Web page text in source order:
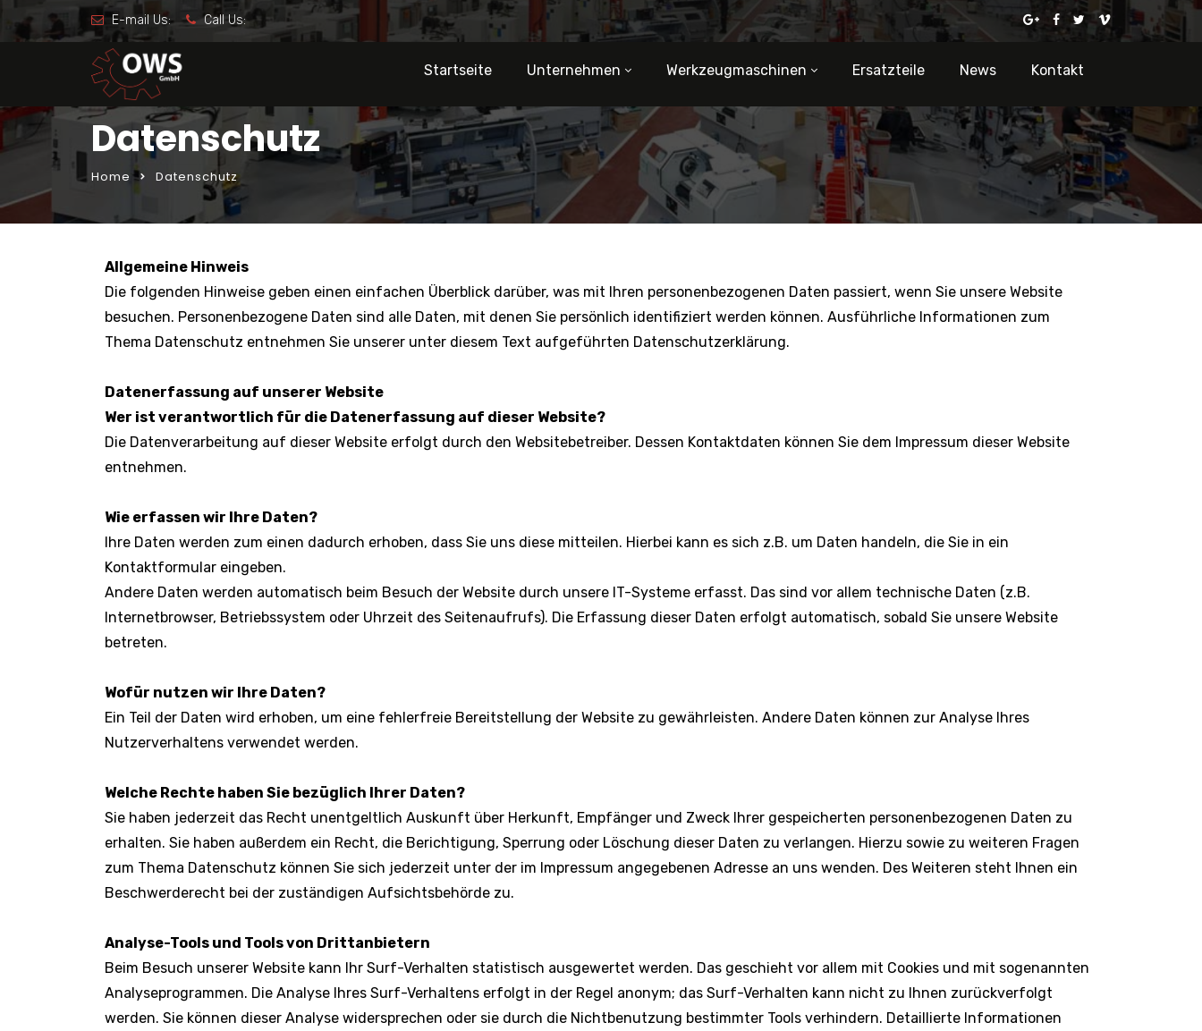
E-mail Us: Call Us:
Startseite Unternehmen Werkzeugmaschinen Ersatzteile News Kontakt
Datenschutz
Home Datenschutz
Allgemeine Hinweis
Die folgenden Hinweise geben einen einfachen Überblick darüber, was mit Ihren personenbezogenen Daten passiert, wenn Sie unsere Website
besuchen. Personenbezogene Daten sind alle Daten, mit denen Sie persönlich identifiziert werden können. Ausführliche Informationen zum
Thema Datenschutz entnehmen Sie unserer unter diesem Text aufgeführten Datenschutzerklärung.
Datenerfassung auf unserer Website
Wer ist verantwortlich für die Datenerfassung auf dieser Website?
Die Datenverarbeitung auf dieser Website erfolgt durch den Websitebetreiber. Dessen Kontaktdaten können Sie dem Impressum dieser Website
entnehmen.
Wie erfassen wir Ihre Daten?
Ihre Daten werden zum einen dadurch erhoben, dass Sie uns diese mitteilen. Hierbei kann es sich z.B. um Daten handeln, die Sie in ein
Kontaktformular eingeben.
Andere Daten werden automatisch beim Besuch der Website durch unsere IT-Systeme erfasst. Das sind vor allem technische Daten (z.B.
Internetbrowser, Betriebssystem oder Uhrzeit des Seitenaufrufs). Die Erfassung dieser Daten erfolgt automatisch, sobald Sie unsere Website
betreten.
Wofür nutzen wir Ihre Daten?
Ein Teil der Daten wird erhoben, um eine fehlerfreie Bereitstellung der Website zu gewährleisten. Andere Daten können zur Analyse Ihres
Nutzerverhaltens verwendet werden.
Welche Rechte haben Sie bezüglich Ihrer Daten?
Sie haben jederzeit das Recht unentgeltlich Auskunft über Herkunft, Empfänger und Zweck Ihrer gespeicherten personenbezogenen Daten zu
erhalten. Sie haben außerdem ein Recht, die Berichtigung, Sperrung oder Löschung dieser Daten zu verlangen. Hierzu sowie zu weiteren Fragen
zum Thema Datenschutz können Sie sich jederzeit unter der im Impressum angegebenen Adresse an uns wenden. Des Weiteren steht Ihnen ein
Beschwerderecht bei der zuständigen Aufsichtsbehörde zu.
Analyse-Tools und Tools von Drittanbietern
Beim Besuch unserer Website kann Ihr Surf-Verhalten statistisch ausgewertet werden. Das geschieht vor allem mit Cookies und mit sogenannten
Analyseprogrammen. Die Analyse Ihres Surf-Verhaltens erfolgt in der Regel anonym; das Surf-Verhalten kann nicht zu Ihnen zurückverfolgt
werden. Sie können dieser Analyse widersprechen oder sie durch die Nichtbenutzung bestimmter Tools verhindern. Detaillierte Informationen